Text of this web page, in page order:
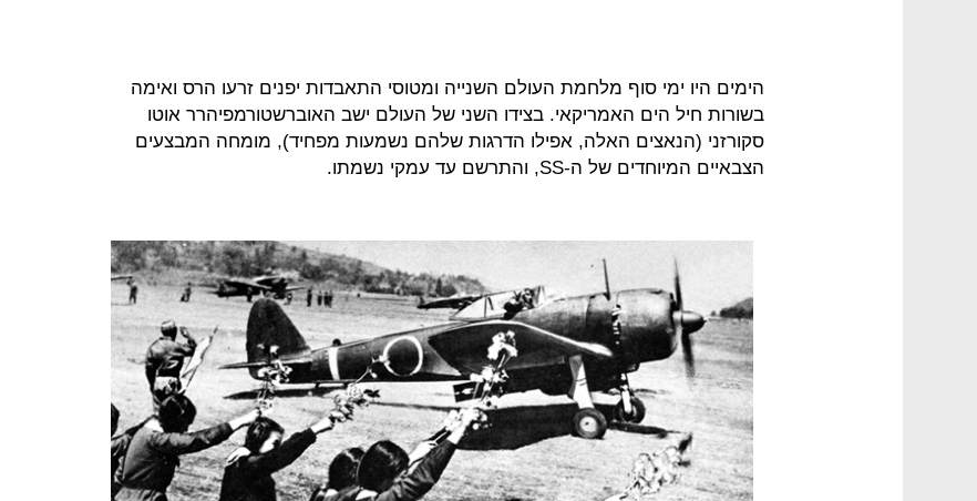
הימים היו ימי סוף מלחמת העולם השנייה ומטוסי התאבדות יפנים זרעו הרס ואימה
בשורות חיל הים האמריקאי. בצידו השני של העולם ישב האוברשטורמפיהרר אוטו
סקורזני (הנאצים האלה, אפילו הדרגות שלהם נשמעות מפחיד), מומחה המבצעים
הצבאיים המיוחדים של ה-SS, והתרשם עד עמקי נשמתו.